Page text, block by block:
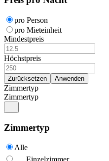
pro Person
pro Mieteinheit
Mindestpreis
Höchstpreis
Zimmertyp
Zimmertyp
Zimmertyp
Alle